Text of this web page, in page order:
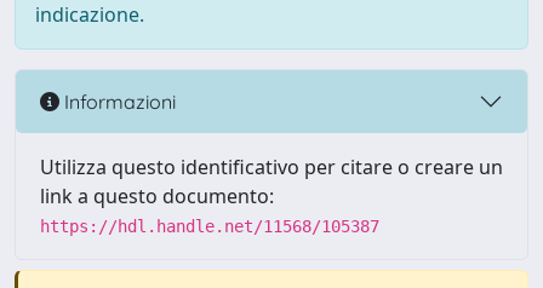
indicazione.
Informazioni
Utilizza questo identificativo per citare o creare un
link a questo documento:
https://hdl.handle.net/11568/105387